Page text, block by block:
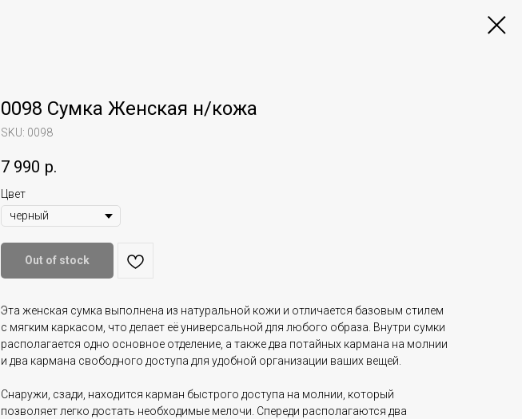
0098 Сумка Женская н/кожа
SKU: 0098
7 990 р.
Цвет
Out of stock
Эта женская сумка выполнена из натуральной кожи и отличается базовым стилем
с мягким каркасом, что делает её универсальной для любого образа. Внутри сумки
располагается одно основное отделение, а также два потайных кармана на молнии
и два кармана свободного доступа для удобной организации ваших вещей.
Снаружи, сзади, находится карман быстрого доступа на молнии, который
позволяет легко достать необходимые мелочи. Спереди располагаются два